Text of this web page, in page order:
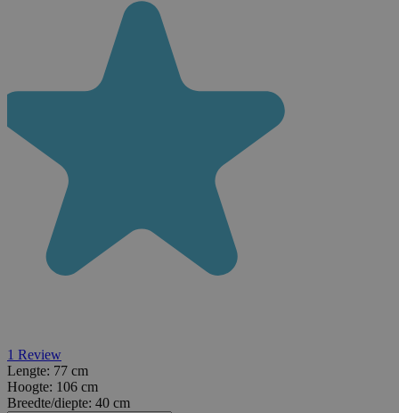
1 Review
Lengte: 77 cm
Hoogte: 106 cm
Breedte/diepte: 40 cm